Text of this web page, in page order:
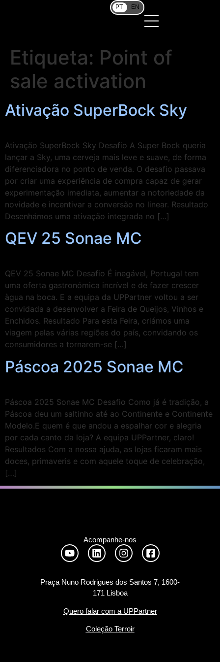
PT EN
Etiqueta: Point of
sale activation
Ativação SuperBock Sky
Ativação SuperBock Sky Desafio A Super Bock queria
lançar a Sky, uma cerveja mais leve e suave, de forma
diferenciadora no ponto de venda. O desafio passava
por criar uma experiência de compra capaz de gerar
experimentação imediata, aumentar a notoriedade da
novidade e incentivar a conversão no linear. Resultado
Desenhámos uma ativação integrada no […]
QEV 25 Sonae MC
QEV 25 Sonae MC Desafio É inegável, Portugal tem
uma oferta gastronómica incrível e de fazer crescer
àgua na boca. E a equipa da UPPartner voltou a ser
convidada a desenvolver a Feira de Queijos, Vinhos e
Enchidos. Resultado Para esta Feira, criámos uma
viagem pelas várias regiões do país, convidando os
consumidores a tornarem-se […]
Páscoa 2025 Sonae MC
Páscoa 2025 Sonae MC Desafio Como já é tradição, a
Páscoa deu um saltinho até ao Continente e Continente
Modelo.E quem é que andou a espalhar cor e alegria
por cada canto da loja? A equipa UPPartner, claro!
Resultados Com a nossa ajuda, as lojas ficaram mais
doces, primaveris e com aquele toque de celebração,
[…]
Acompanhe-nos
Praça Nuno Rodrigues dos Santos 7, 1600-
171 Lisboa
Quero falar com a UPPartner
Coleção Terroir